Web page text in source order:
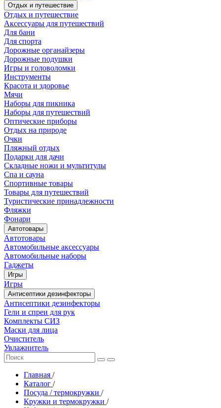
Отдых и путешествие
Отдых и путешествие
Аксессуары для путешествий
Для бани
Для спорта
Дорожные органайзеры
Дорожные подушки
Игры и головоломки
Инструменты
Красота и здоровье
Мячи
Наборы для пикника
Наборы для путешествий
Оптические приборы
Отдых на природе
Очки
Пляжный отдых
Подарки для дачи
Складные ножи и мультитулы
Спа и сауна
Спортивные товары
Товары для путешествий
Туристические принадлежности
Фляжки
Фонари
Автотовары
Автотовары
Автомобильные аксессуары
Автомобильные наборы
Гаджеты
Игры
Игры
Антисептики дезинфекторы
Антисептики дезинфекторы
Гели и спреи для рук
Комплекты СИЗ
Маски для лица
Очиститель
Увлажнитель
Главная /
Каталог /
Посуда / термокружки /
Кружки и термокружки /